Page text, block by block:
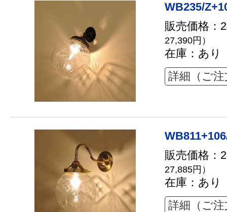
WB235/
販売価格：
27,390円）
在庫：あり
詳細（ご
販売価格：
27,885円）
在庫：あり
詳細（ご